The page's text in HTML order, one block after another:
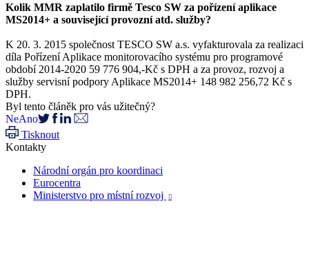
Kolik MMR zaplatilo firmě Tesco SW za pořízení aplikace
MS2014+ a související provozní atd. služby?
K 20. 3. 2015 společnost TESCO SW a.s. vyfakturovala za realizaci
díla Pořízení Aplikace monitorovacího systému pro programové
období 2014-2020 59 776 904,-Kč s DPH a za provoz, rozvoj a
služby servisní podpory Aplikace MS2014+ 148 982 256,72 Kč s
DPH.
Byl tento článěk pro vás užitečný?
NeAno
Tisknout
Kontakty
Národní orgán pro koordinaci
Eurocentra
Ministerstvo pro místní rozvoj
